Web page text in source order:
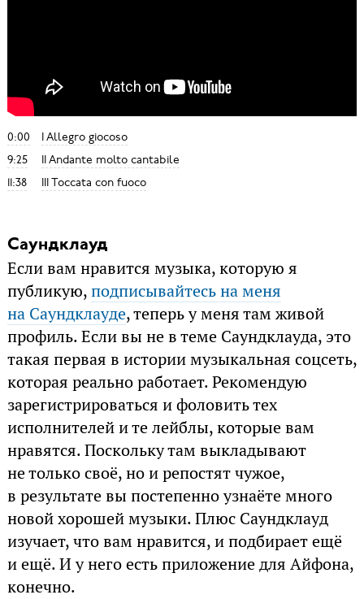
0:00
I Allegro giocoso
9:25
II Andante molto cantabile
11:38
III Toccata con fuoco
Саундклауд
Если вам нравится музыка, которую я
публикую,подписывайтесь на меня
на Саундклауде, теперь у меня там живой
профиль. Если вы не в теме Саундклауда, это
такая первая в истории музыкальная соцсеть,
которая реально работает. Рекомендую
зарегистрироваться и фоловить тех
исполнителей и те лейблы, которые вам
нравятся. Поскольку там выкладывают
не только своё, но и репостят чужое,
в результате вы постепенно узнаёте много
новой хорошей музыки. Плюс Саундклауд
изучает, что вам нравится, и подбирает ещё
и ещё. И у него есть приложение для Айфона,
конечно.